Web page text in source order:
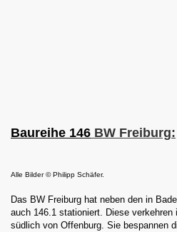
Baureihe 146 BW Freiburg:
Alle Bilder© Philipp Schäfer.
Das BW Freiburg hat neben den in
auch 146.1 stationiert. Diese verkehren
südlich von Offenburg. Sie bespannen